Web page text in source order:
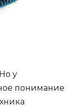
у
понимание